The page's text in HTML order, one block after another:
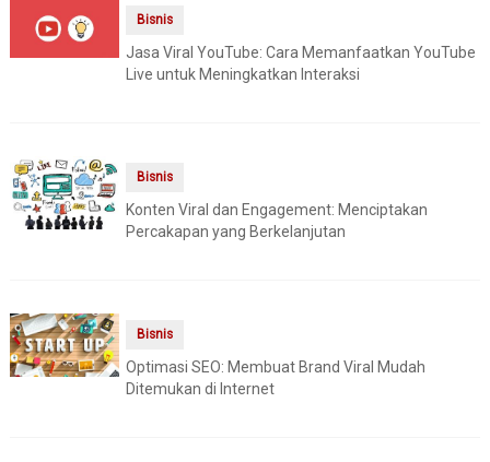
Bisnis
Jasa Viral YouTube: Cara Memanfaatkan YouTube
Live untuk Meningkatkan Interaksi
Bisnis
Konten Viral dan Engagement: Menciptakan
Percakapan yang Berkelanjutan
Bisnis
Optimasi SEO: Membuat Brand Viral Mudah
Ditemukan di Internet